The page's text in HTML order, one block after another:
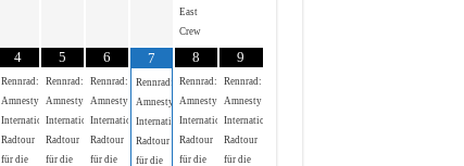
East
Crew
4
Rennrad:
Amnesty
International
Radtour
für die
5
Rennrad:
Amnesty
International
Radtour
für die
6
Rennrad:
Amnesty
International
Radtour
für die
7
Rennrad:
Amnesty
International
Radtour
für die
8
Rennrad:
Amnesty
International
Radtour
für die
9
Rennrad:
Amnesty
International
Radtour
für die